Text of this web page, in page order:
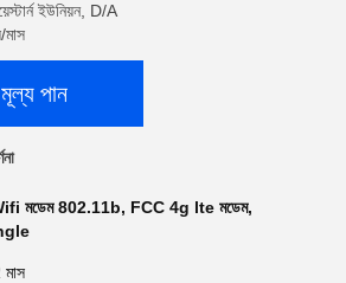
ইউনিয়ন, D/A
মাস
মূল্য পান
মডেম 802.11b, FCC 4g lte মডেম,